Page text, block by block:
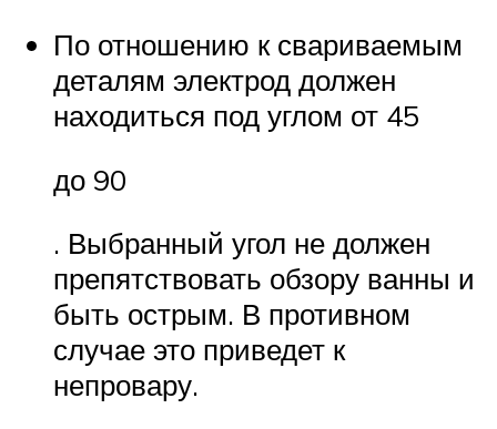
По отношению к свариваемым
деталям электрод должен
находиться под углом от 45
до 90
. Выбранный угол не должен
препятствовать обзору ванны и
быть острым. В противном
случае это приведет к
непровару.